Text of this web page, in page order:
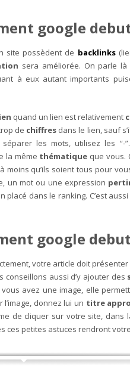
google
site possèdent de backlinks
sera améliorée. On parle
à eux autant importants
quand un lien est relativement
de chiffres dans le lien, sauf
les mots, utilisez les “-
la même thématique que vous.
moins qu’ils soient tous pour
un mot ou une expression
placé dans le ranking. C’est
google
votre article doit présenter
conseillons aussi d’y ajouter des
avez une image, elle
donnez lui un titre
de cliquer sur votre site,
ces petites astuces rendront